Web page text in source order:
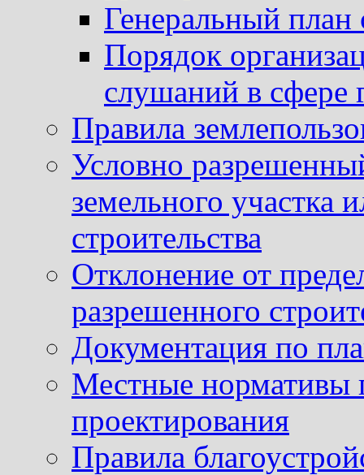
Генеральный план
Порядок
слушаний в сфере
Правила
Условно
земельного участка
строительства
Отклонение от
разрешенного
Документация по
Местные нормативы
проектирования
Правила